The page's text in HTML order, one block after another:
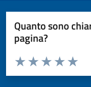
Quanto sono
pagina?
Valuta da 1 a 5 stelle la
Valuta
Valuta 4
Valuta 3 stelle
Valuta 2 stelle su
Valuta 1 stelle su 5